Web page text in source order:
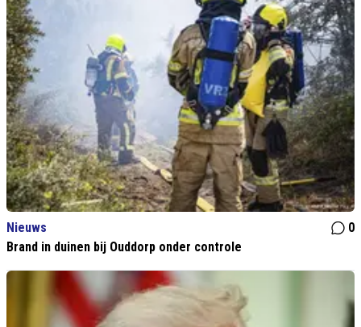
Nieuws
0
Brand in duinen bij Ouddorp onder controle